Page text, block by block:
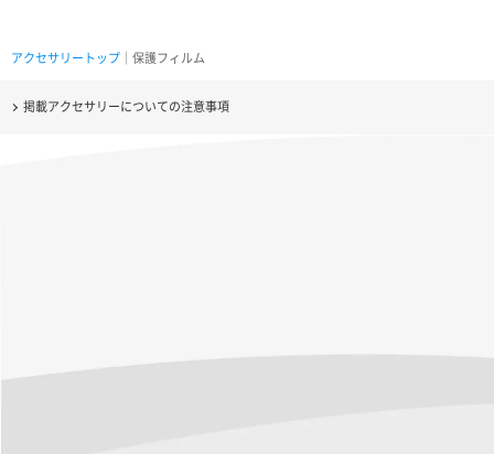
アクセサリートップ ｜保護フィルム
掲載アクセサリーについての注意事項